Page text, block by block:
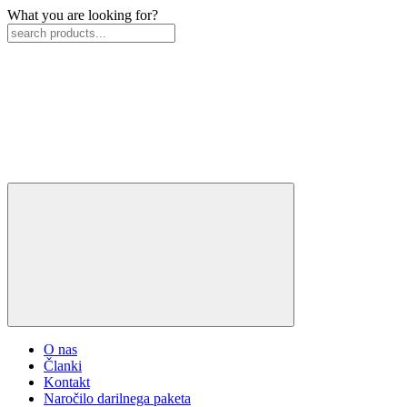
What you are looking for?
O nas
Članki
Kontakt
Naročilo darilnega paketa